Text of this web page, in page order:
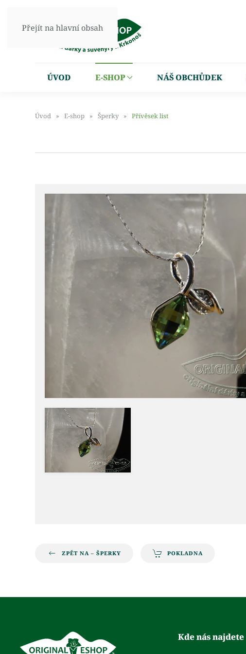
Přejít na hlavní obsah
ÚVOD E-SHOP NÁŠ OBCHŮDEK
Úvod E-shop Šperky Přívěsek list
ZPĚT NA – ŠPERKY POKLADNA
Kde nás najdete